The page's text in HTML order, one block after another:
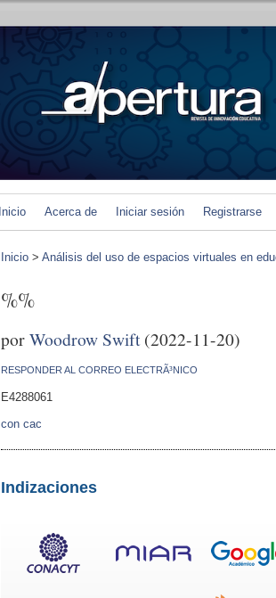
Inicio Acerca de Iniciar sesión Registrarse
Inicio > Análisis del uso de espacios virtuales en
%%
porWoodrow Swift(2022-11-20)
RESPONDER AL CORREO ELECTRÃ³NICO
E4288061
con cac
Indizaciones